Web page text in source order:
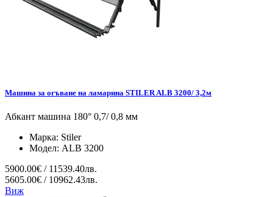
Машина за огъване на ламарина STILER ALB 3200/ 3,2м
Абкант машина 180° 0,7/ 0,8 мм
Марка: Stiler
Модел: ALB 3200
5900.00€ / 11539.40лв.
5605.00€ / 10962.43лв.
Виж